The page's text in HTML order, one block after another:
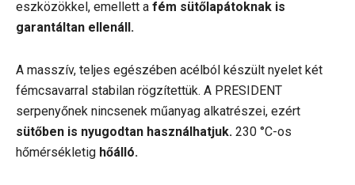
eszközökkel, emellett a fém sütőlapátoknak is
garantáltan ellenáll.
A masszív, teljes egészében acélból készült nyelet két
fémcsavarral stabilan rögzítettük. A PRESIDENT
serpenyőnek nincsenek műanyag alkatrészei, ezért
sütőben is nyugodtan használhatjuk. 230 °C-os
hőmérsékletig hőálló.